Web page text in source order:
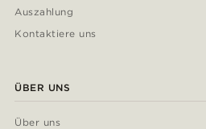
Auszahlung
Kontaktiere uns
ÜBER UNS
Über uns